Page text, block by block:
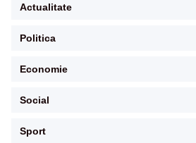
Actualitate
Politica
Economie
Social
Sport